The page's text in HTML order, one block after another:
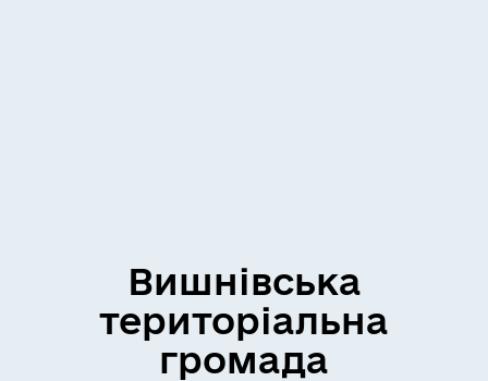
Вишнівська
територіальна
громада